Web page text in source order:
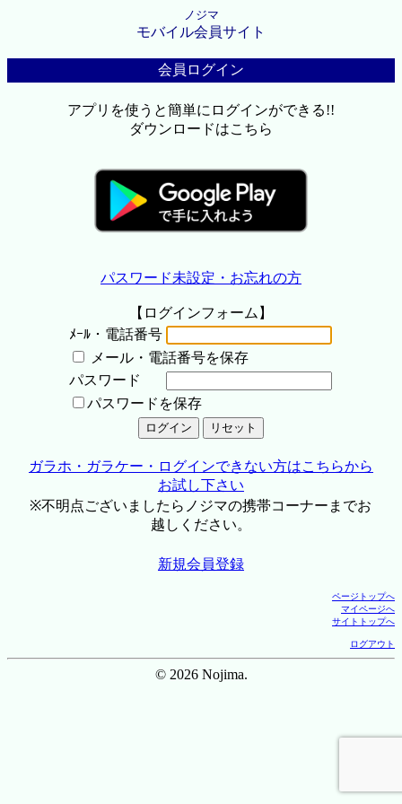
ノジマ
モバイル会員サイト
会員ログイン
アプリを使うと簡単にログインができる!!
ダウンロードはこちら
パスワード未設定・お忘れの方
【ログインフォーム】
ﾒｰﾙ・電話番号
メール・電話番号を保存
パスワード
パスワードを保存
ガラホ・ガラケー・ログインできない方はこちらから
お試し下さい
※不明点ございましたらノジマの携帯コーナーまでお
越しください。
新規会員登録
ページトップへ
マイページへ
サイトトップへ
ログアウト
© 2026 Nojima.